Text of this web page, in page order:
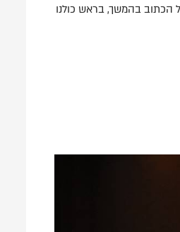
הכתוב בהמשך, בראש כולנו